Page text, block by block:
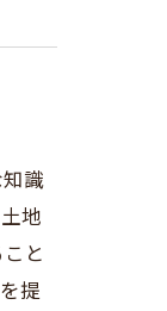
識
地
と
提